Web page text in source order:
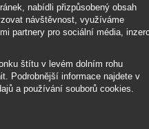
, Všechna práva vyhrazena.
nabídli přizpůsobený obsah
návštěvnost, využíváme
partnery pro sociální média,
štítu v levém dolním rohu
Podrobnější informace najdete v
a používání souborů cookies.